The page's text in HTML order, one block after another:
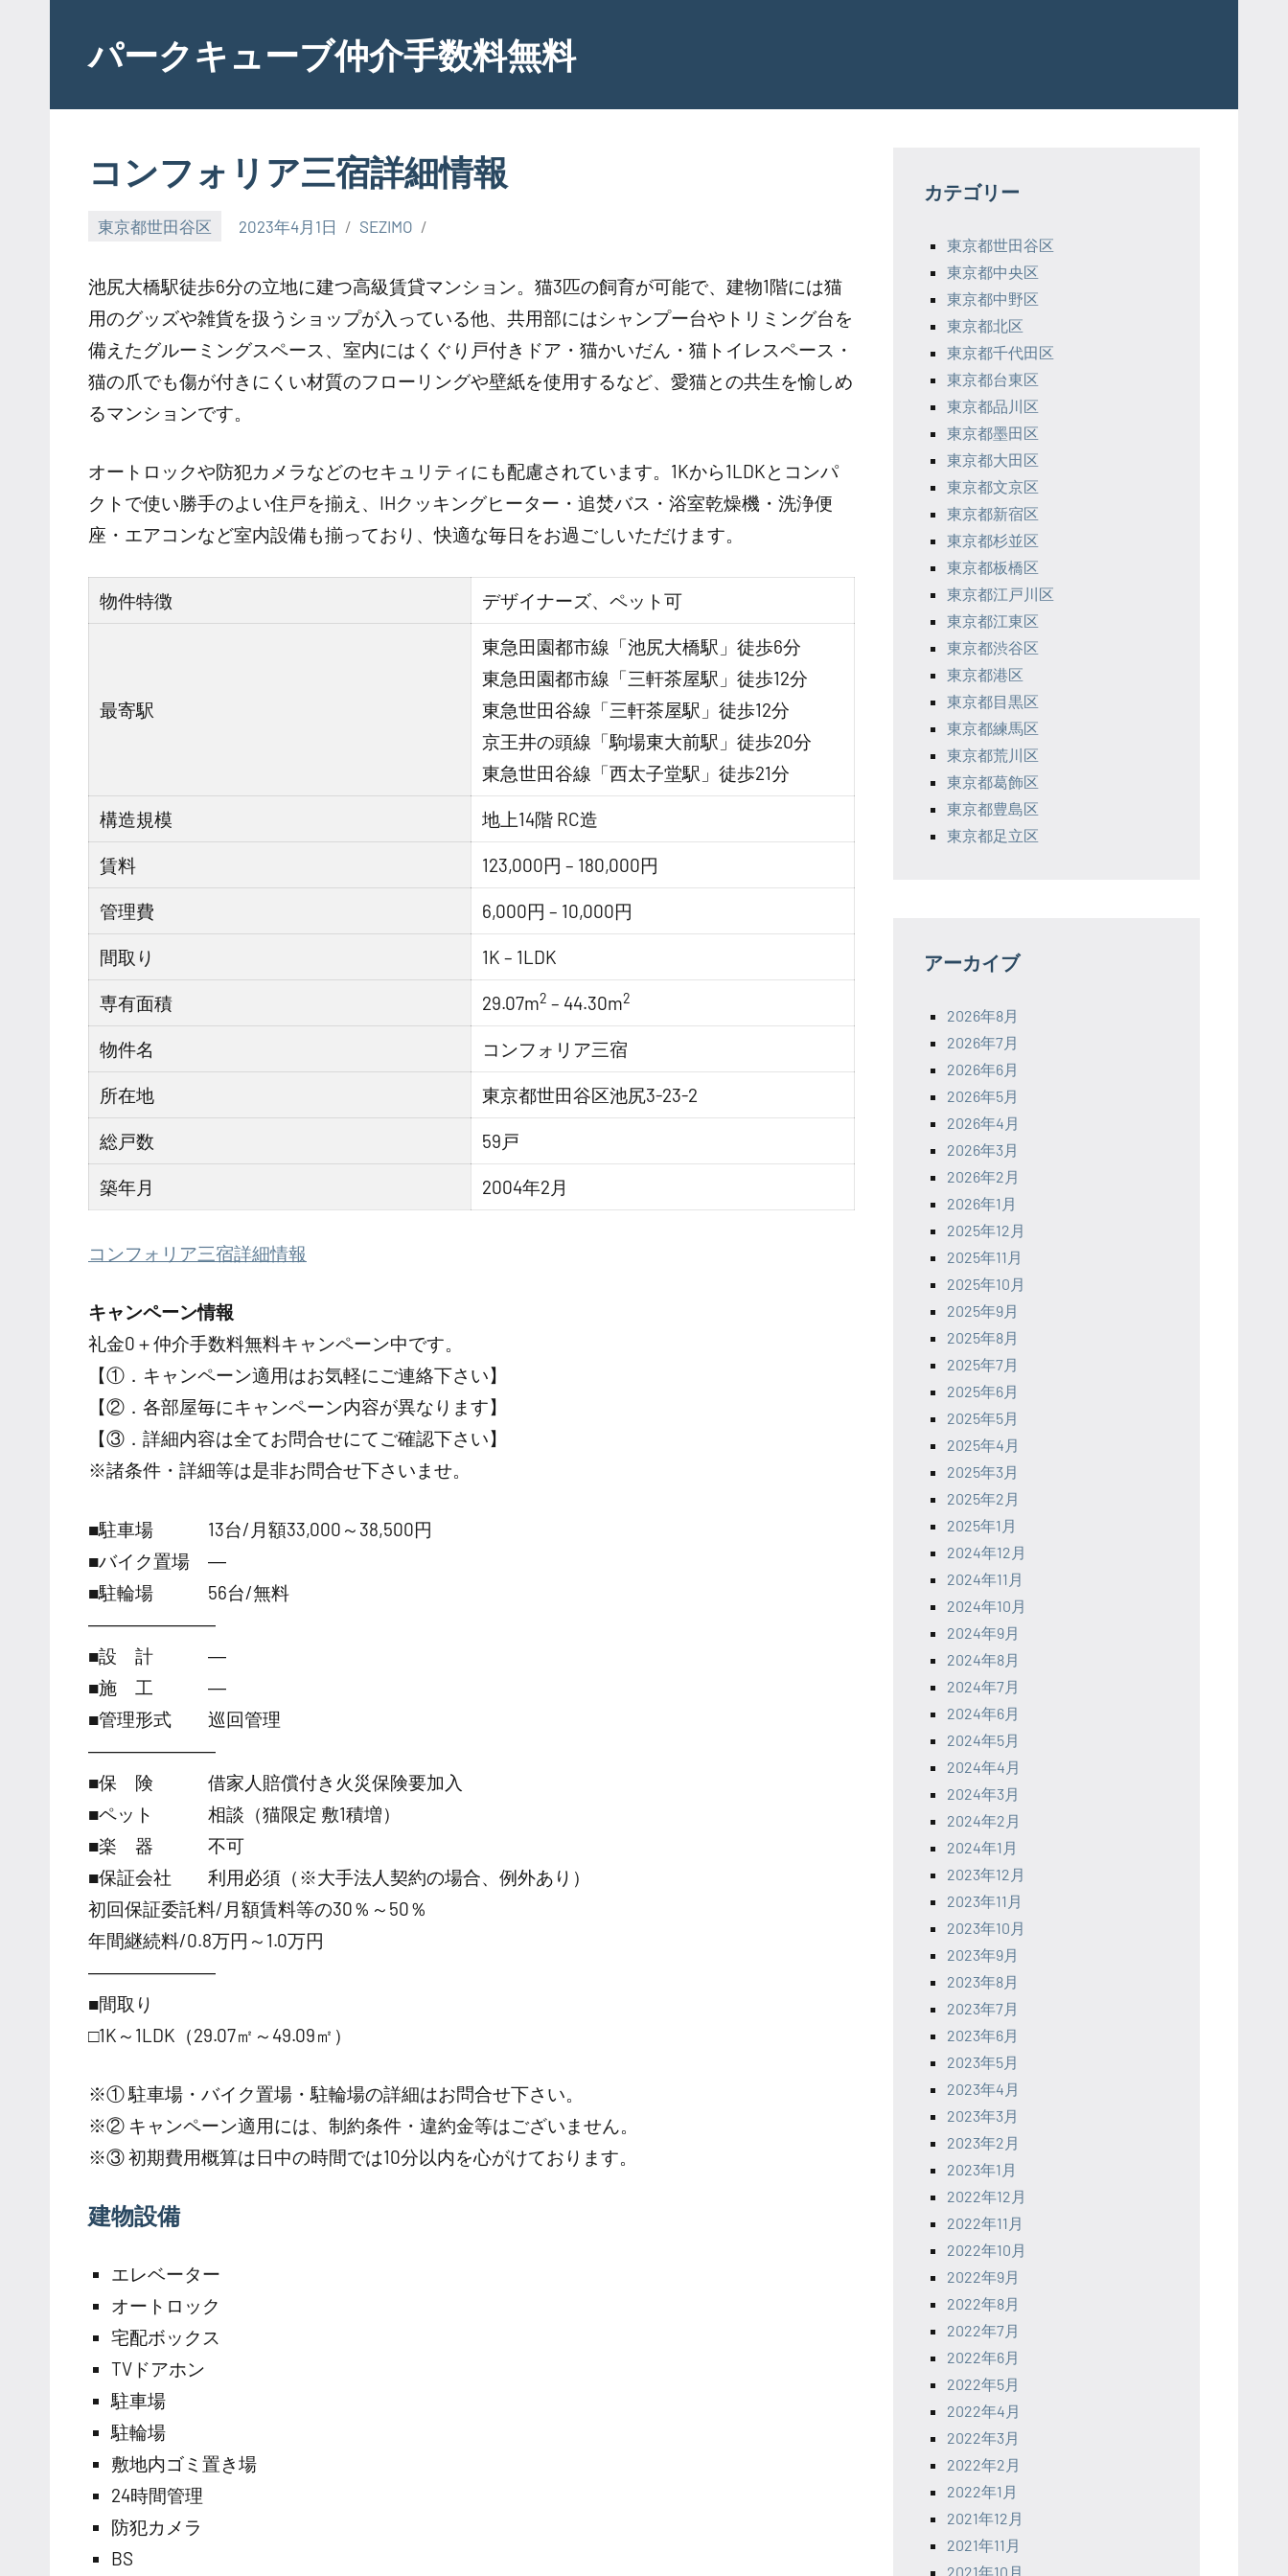
contentパークキューブ仲介手数料無料
コンフォリア三宿詳細情報
東京都世田谷区 2023年4月1日 SEZIMO
池尻大橋駅徒歩6分の立地に建つ高級賃貸マンション。猫3匹の飼育が可能で、建物1階には猫
用のグッズや雑貨を扱うショップが入っている他、共用部にはシャンプー台やトリミング台を
備えたグルーミングスペース、室内にはくぐり戸付きドア・猫かいだん・猫トイレスペース・
猫の爪でも傷が付きにくい材質のフローリングや壁紙を使用するなど、愛猫との共生を愉しめ
るマンションです。
オートロックや防犯カメラなどのセキュリティにも配慮されています。1Kから1LDKとコンパ
クトで使い勝手のよい住戸を揃え、IHクッキングヒーター・追焚バス・浴室乾燥機・洗浄便
座・エアコンなど室内設備も揃っており、快適な毎日をお過ごしいただけます。
物件特徴 デザイナーズ、ペット可
最寄駅
東急田園都市線「池尻大橋駅」徒歩6分
東急田園都市線「三軒茶屋駅」徒歩12分
東急世田谷線「三軒茶屋駅」徒歩12分
京王井の頭線「駒場東大前駅」徒歩20分
東急世田谷線「西太子堂駅」徒歩21分
構造規模 地上14階 RC造
賃料 123,000円 – 180,000円
管理費 6,000円 – 10,000円
間取り 1K – 1LDK
専有面積 29.07m2 – 44.30m2
物件名 コンフォリア三宿
所在地 東京都世田谷区池尻3-23-2
総戸数 59戸
築年月 2004年2月
コンフォリア三宿詳細情報
キャンペーン情報
礼金0 ＋仲介手数料無料キャンペーン中です。
【①．キャンペーン適用はお気軽にご連絡下さい】
【②．各部屋毎にキャンペーン内容が異なります】
【③．詳細内容は全てお問合せにてご確認下さい】
※諸条件・詳細等は是非お問合せ下さいませ。
■駐車場 13台/月額33,000～38,500円
■バイク置場 ―
■駐輪場 56台/無料
―――――――
■設 計 ―
■施 工 ―
■管理形式 巡回管理
―――――――
■保 険 借家人賠償付き火災保険要加入
■ペット 相談（猫限定 敷1積増）
■楽 器 不可
■保証会社 利用必須（※大手法人契約の場合、例外あり）
初回保証委託料/月額賃料等の30％～50％
年間継続料/0.8万円～1.0万円
―――――――
■間取り
□1K～1LDK（29.07㎡～49.09㎡）
※① 駐車場・バイク置場・駐輪場の詳細はお問合せ下さい。
※② キャンペーン適用には、制約条件・違約金等はございません。
※③ 初期費用概算は日中の時間では10分以内を心がけております。
建物設備
エレベーター
オートロック
宅配ボックス
TVドアホン
駐車場
駐輪場
敷地内ゴミ置き場
24時間管理
防犯カメラ
BS
カテゴリー
東京都世田谷区
東京都中央区
東京都中野区
東京都北区
東京都千代田区
東京都台東区
東京都品川区
東京都墨田区
東京都大田区
東京都文京区
東京都新宿区
東京都杉並区
東京都板橋区
東京都江戸川区
東京都江東区
東京都渋谷区
東京都港区
東京都目黒区
東京都練馬区
東京都荒川区
東京都葛飾区
東京都豊島区
東京都足立区
アーカイブ
2026年8月
2026年7月
2026年6月
2026年5月
2026年4月
2026年3月
2026年2月
2026年1月
2025年12月
2025年11月
2025年10月
2025年9月
2025年8月
2025年7月
2025年6月
2025年5月
2025年4月
2025年3月
2025年2月
2025年1月
2024年12月
2024年11月
2024年10月
2024年9月
2024年8月
2024年7月
2024年6月
2024年5月
2024年4月
2024年3月
2024年2月
2024年1月
2023年12月
2023年11月
2023年10月
2023年9月
2023年8月
2023年7月
2023年6月
2023年5月
2023年4月
2023年3月
2023年2月
2023年1月
2022年12月
2022年11月
2022年10月
2022年9月
2022年8月
2022年7月
2022年6月
2022年5月
2022年4月
2022年3月
2022年2月
2022年1月
2021年12月
2021年11月
2021年10月